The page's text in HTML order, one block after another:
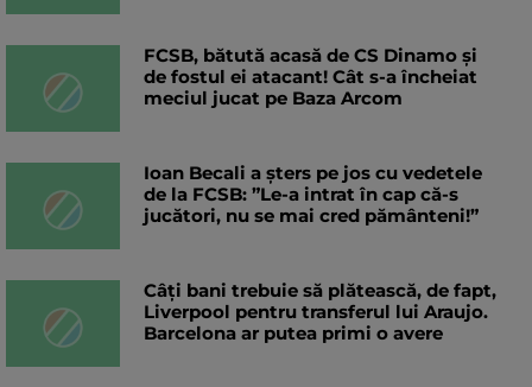
FCSB, bătută acasă de CS Dinamo și
de fostul ei atacant! Cât s-a încheiat
meciul jucat pe Baza Arcom
Ioan Becali a șters pe jos cu vedetele
de la FCSB: ”Le-a intrat în cap că-s
jucători, nu se mai cred pământeni!”
Câți bani trebuie să plătească, de fapt,
Liverpool pentru transferul lui Araujo.
Barcelona ar putea primi o avere